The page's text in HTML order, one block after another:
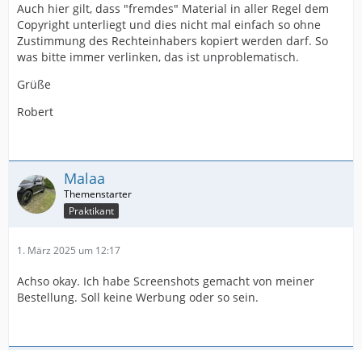
Auch hier gilt, dass "fremdes" Material in aller Regel dem
Copyright unterliegt und dies nicht mal einfach so ohne
Zustimmung des Rechteinhabers kopiert werden darf. So
was bitte immer verlinken, das ist unproblematisch.
Grüße
Robert
Malaa
Praktikant
1. März 2025 um 12:17
Achso okay. Ich habe Screenshots gemacht von meiner
Bestellung. Soll keine Werbung oder so sein.